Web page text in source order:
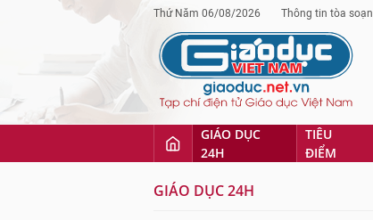
Thứ Năm 06/08/2026 Thông tin tòa soạn
GIÁO DỤC
24H
TIÊU
ĐIỂM
GIÁO DỤC 24H